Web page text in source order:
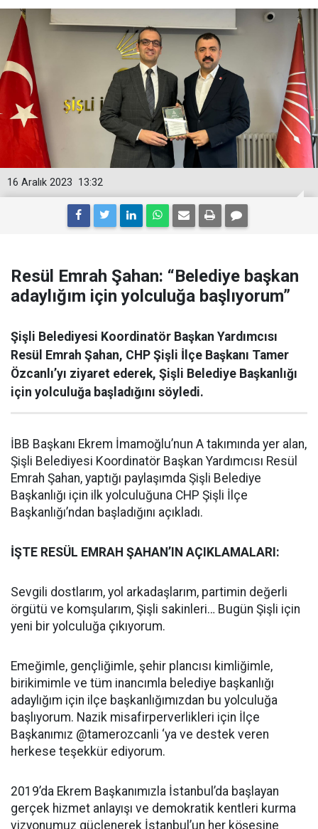
13:32
16 Aralık 2023
Resül Emrah Şahan: “Belediye başkan
adaylığım için yolculuğa başlıyorum”
Şişli Belediyesi Koordinatör Başkan Yardımcısı
Resül Emrah Şahan, CHP Şişli İlçe Başkanı Tamer
Özcanlı’yı ziyaret ederek, Şişli Belediye Başkanlığı
için yolculuğa başladığını söyledi.
İBB Başkanı Ekrem İmamoğlu’nun A takımında yer alan,
Şişli Belediyesi Koordinatör Başkan Yardımcısı Resül
Emrah Şahan, yaptığı paylaşımda Şişli Belediye
Başkanlığı için ilk yolculuğuna CHP Şişli İlçe
Başkanlığı’ndan başladığını açıkladı.
İŞTE RESÜL EMRAH ŞAHAN’IN AÇIKLAMALARI:
Sevgili dostlarım, yol arkadaşlarım, partimin değerli
örgütü ve komşularım, Şişli sakinleri… Bugün Şişli için
yeni bir yolculuğa çıkıyorum.
Emeğimle, gençliğimle, şehir plancısı kimliğimle,
birikimimle ve tüm inancımla belediye başkanlığı
adaylığım için ilçe başkanlığımızdan bu yolculuğa
başlıyorum. Nazik misafirperverlikleri için İlçe
Başkanımız @tamerozcanli ‘ya ve destek veren
herkese teşekkür ediyorum.
2019’da Ekrem Başkanımızla İstanbul’da başlayan
gerçek hizmet anlayışı ve demokratik kentleri kurma
vizyonumuz güçlenerek İstanbul’un her köşesine